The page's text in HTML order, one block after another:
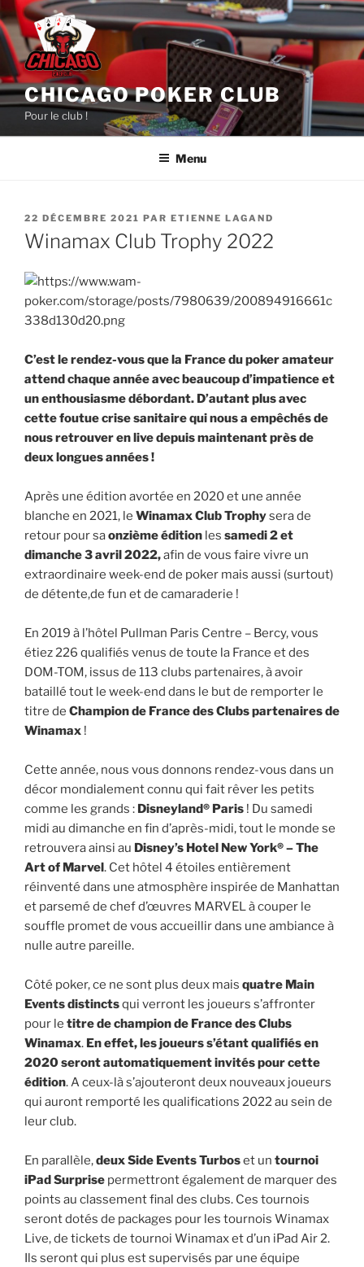
Aller
au
contenu
principal
CHICAGO POKER CLUB
Pour le club !
Menu
PUBLIÉ
LE
22 DÉCEMBRE 2021 PAR ETIENNE LAGAND
Winamax Club Trophy 2022
C’est le rendez-vous que la France du poker amateur
attend chaque année avec beaucoup d’impatience et
un enthousiasme débordant. D’autant plus avec
cette foutue crise sanitaire qui nous a empêchés de
nous retrouver en live depuis maintenant près de
deux longues années !
Après une édition avortée en 2020 et une année
blanche en 2021, le Winamax Club Trophysera de
retour pour saonzième édition les samedi 2 et
dimanche 3 avril 2022,afin de vous faire vivre un
extraordinaire week-end de poker mais aussi (surtout)
de détente,de fun et de camaraderie !
En 2019 à l’hôtel Pullman Paris Centre – Bercy, vous
étiez 226 qualifiés venus de toute la France et des
DOM-TOM, issus de 113 clubs partenaires, à avoir
bataillé tout le week-end dans le but de remporter le
titre de Champion de France des Clubs partenaires de
Winamax !
Cette année, nous vous donnons rendez-vous dans un
décor mondialement connu qui fait rêver les petits
comme les grands : Disneyland® Paris ! Du samedi
midi au dimanche en fin d’après-midi, tout le monde se
retrouvera ainsi au Disney’s Hotel New York® – The
Art of Marvel. Cet hôtel 4 étoiles entièrement
réinventé dans une atmosphère inspirée de Manhattan
et parsemé de chef d’œuvres MARVEL à couper le
souffle promet de vous accueillir dans une ambiance à
nulle autre pareille.
Côté poker, ce ne sont plus deux mais quatre Main
Events distinctsqui verront les joueurs s’affronter
pour le titre de champion de France des Clubs
Winamax. En effet, les joueurs s’étant qualifiés en
2020 seront automatiquement invités pour cette
édition. A ceux-là s’ajouteront deux nouveaux joueurs
qui auront remporté les qualifications 2022 au sein de
leur club.
En parallèle,deuxSide Events Turboset un tournoi
iPad Surprise permettront également de marquer des
points au classement final des clubs. Ces tournois
seront dotés de packages pour les tournois Winamax
Live, de tickets de tournoi Winamax et d’un iPad Air 2.
Ils seront qui plus est supervisés par une équipe